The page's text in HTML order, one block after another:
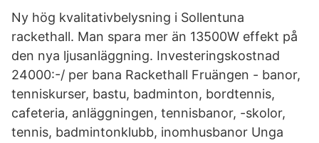
Ny hög kvalitativbelysning i Sollentuna
rackethall. Man spara mer än 13500W effekt på
den nya ljusanläggning. Investeringskostnad
24000:-/ per bana Rackethall Fruängen - banor,
tenniskurser, bastu, badminton, bordtennis,
cafeteria, anläggningen, tennisbanor, -skolor,
tennis, badmintonklubb, inomhusbanor Unga